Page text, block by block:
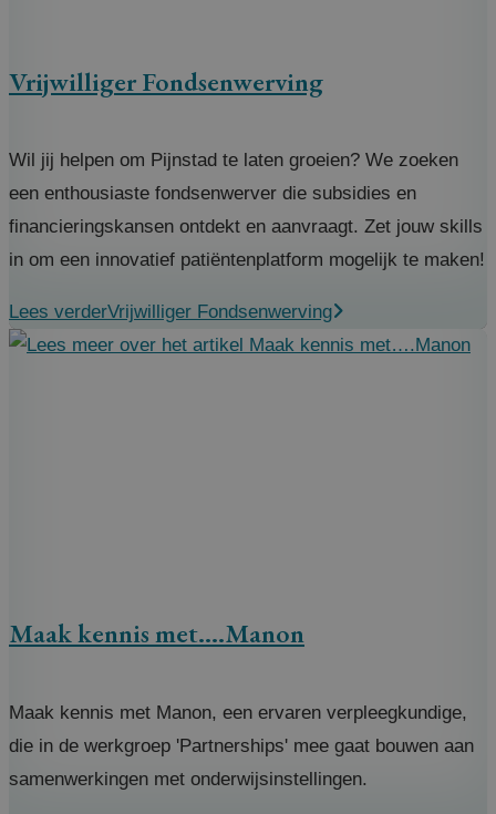
Vrijwilliger Fondsenwerving
Wil jij helpen om Pijnstad te laten groeien? We zoeken
een enthousiaste fondsenwerver die subsidies en
financieringskansen ontdekt en aanvraagt. Zet jouw skills
in om een innovatief patiëntenplatform mogelijk te maken!
Lees verderVrijwilliger Fondsenwerving
Maak kennis met….Manon
Maak kennis met Manon, een ervaren verpleegkundige,
die in de werkgroep 'Partnerships' mee gaat bouwen aan
samenwerkingen met onderwijsinstellingen.